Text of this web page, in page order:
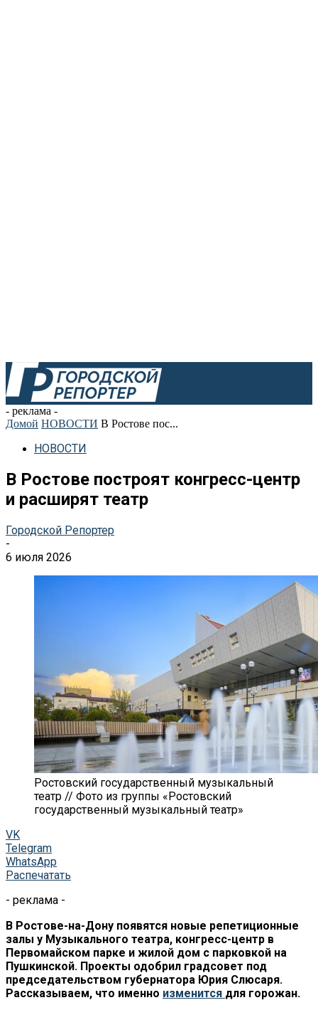
- реклама -
Домой НОВОСТИ В Ростове пос...
НОВОСТИ
В Ростове построят конгресс-центр
и расширят театр
Городской Репортер
-
6 июля 2026
Ростовский государственный музыкальный
театр // Фото из группы «Ростовский
государственный музыкальный театр»
VK
Telegram
WhatsApp
Распечатать
- реклама -
В Ростове-на-Дону появятся новые репетиционные
залы у Музыкального театра, конгресс-центр в
Первомайском парке и жилой дом с парковкой на
Пушкинской. Проекты одобрил градсовет под
председательством губернатора Юрия Слюсаря.
Рассказываем, что именно изменится для горожан.